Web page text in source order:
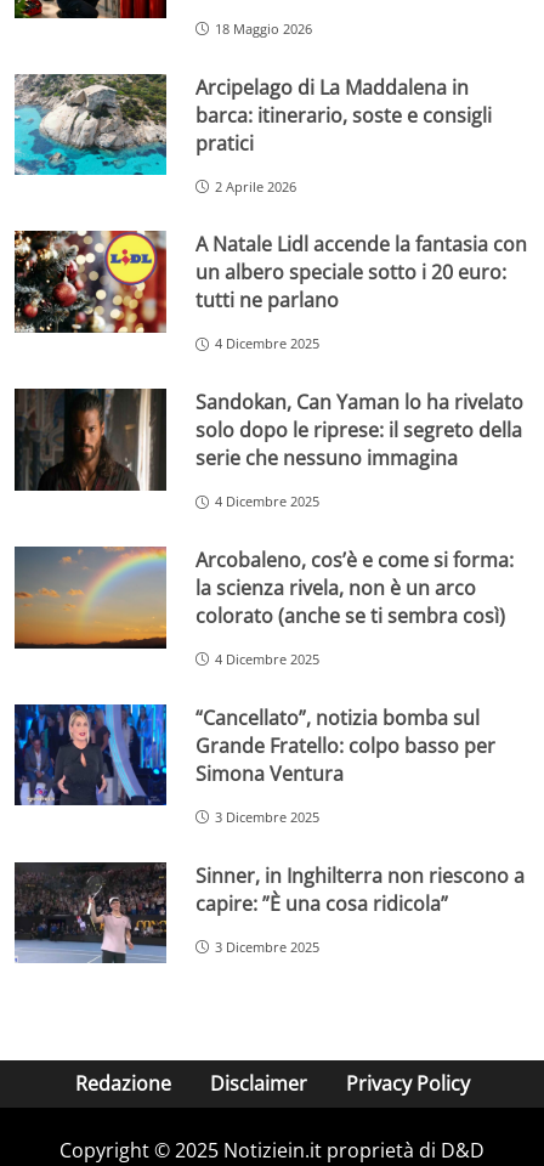
18 Maggio 2026
Arcipelago di La Maddalena in
barca: itinerario, soste e consigli
pratici
2 Aprile 2026
A Natale Lidl accende la fantasia con
un albero speciale sotto i 20 euro:
tutti ne parlano
4 Dicembre 2025
Sandokan, Can Yaman lo ha rivelato
solo dopo le riprese: il segreto della
serie che nessuno immagina
4 Dicembre 2025
Arcobaleno, cos’è e come si forma:
la scienza rivela, non è un arco
colorato (anche se ti sembra così)
4 Dicembre 2025
“Cancellato”, notizia bomba sul
Grande Fratello: colpo basso per
Simona Ventura
3 Dicembre 2025
Sinner, in Inghilterra non riescono a
capire: ”È una cosa ridicola”
3 Dicembre 2025
Redazione Disclaimer Privacy Policy
Copyright © 2025 Notiziein.it proprietà di D&D